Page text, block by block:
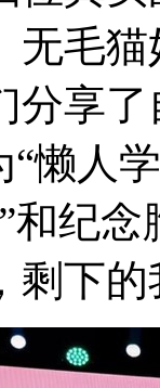
无毛
分享
“懒人
和纪
剩下